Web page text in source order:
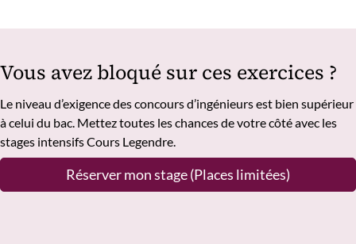
Vous avez bloqué sur ces exercices ?
Le niveau d’exigence des concours d’ingénieurs est bien supérieur
à celui du bac. Mettez toutes les chances de votre côté avec les
stages intensifs Cours Legendre.
Réserver mon stage (Places limitées)